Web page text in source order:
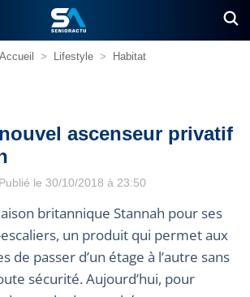
Accueil > Lifestyle > Habitat
ascenseur privatif
le 30/10/2018 à 23:50
britannique Stannah pour ses
un produit qui permet aux
de passer d’un étage à l’autre sans
sécurité. Aujourd’hui, pour